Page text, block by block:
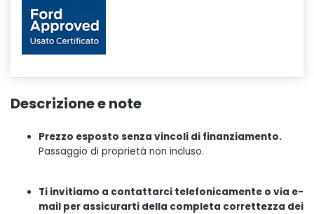
Descrizione e note
Prezzo esposto senza vincoli di finanziamento.
Passaggio di proprietà non incluso.
Ti invitiamo a contattarci telefonicamente o via e-
mail per assicurarti della completa correttezza dei